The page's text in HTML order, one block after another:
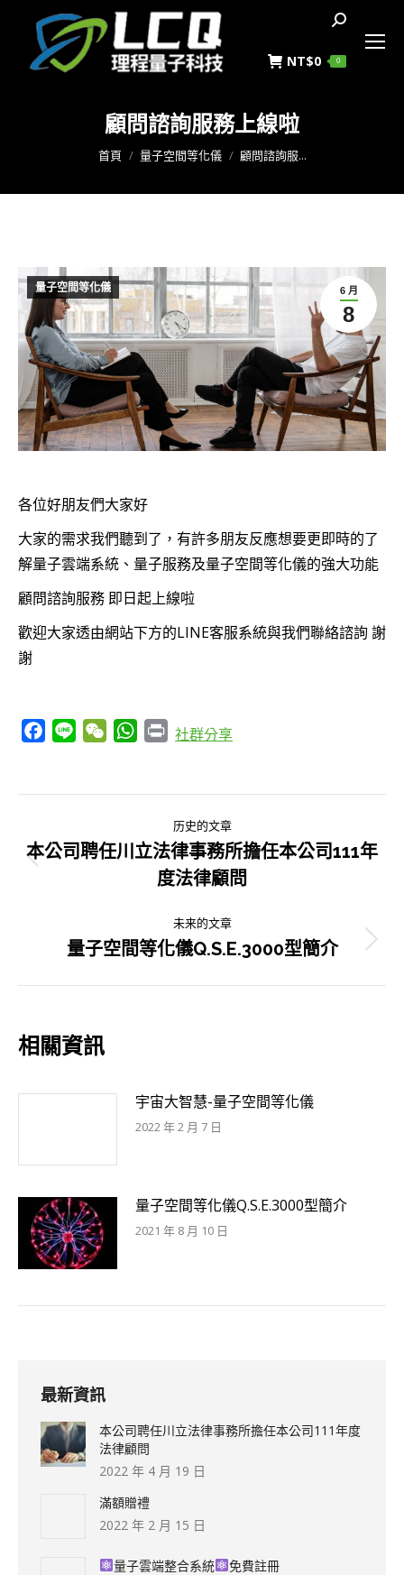
搜
NT$0 0
顧問諮詢服務上線啦
您在這裡：
首頁 量子空間等化儀 顧問諮詢服...
6 月
8
量子空間等化儀
各位好朋友們大家好
大家的需求我們聽到了，有許多朋友反應想要更即時的了
解量子雲端系統、量子服務及量子空間等化儀的強大功能
顧問諮詢服務 即日起上線啦
歡迎大家透由網站下方的LINE客服系統與我們聯絡諮詢 謝
謝
Facebook
Line WeChatWhatsApp
Print
社群分享
章
历史的文章
历
史
的
文
本公司聘任川立法律事務所擔任本公司111年
度法律顧問
未来的文章
未
量子空間等化儀Q.S.E.3000型簡介
相關資訊
宇宙大智慧-量子空間等化儀
2022 年 2 月 7 日
量子空間等化儀Q.S.E.3000型簡介
2021 年 8 月 10 日
最新資訊
本公司聘任川立法律事務所擔任本公司111年度
法律顧問
2022 年 4 月 19 日
滿額贈禮
2022 年 2 月 15 日
量子雲端整合系統
免費註冊